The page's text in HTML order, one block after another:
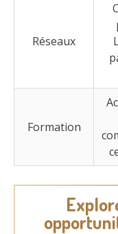
Réseaux
Formation